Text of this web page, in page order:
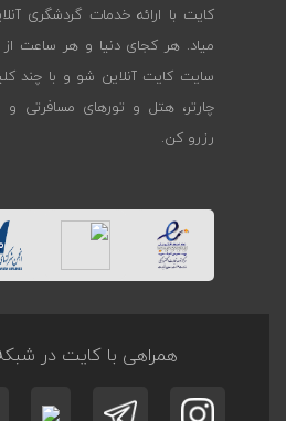
کایت با ارائه خدمات گردشگری
میاد. هر کجای دنیا و هر ساعت
سایت کایت آنلاین شو و با چند
چارتر، هتل و تورهای مسافرتی
رزرو کن.
همراهی با کایت در